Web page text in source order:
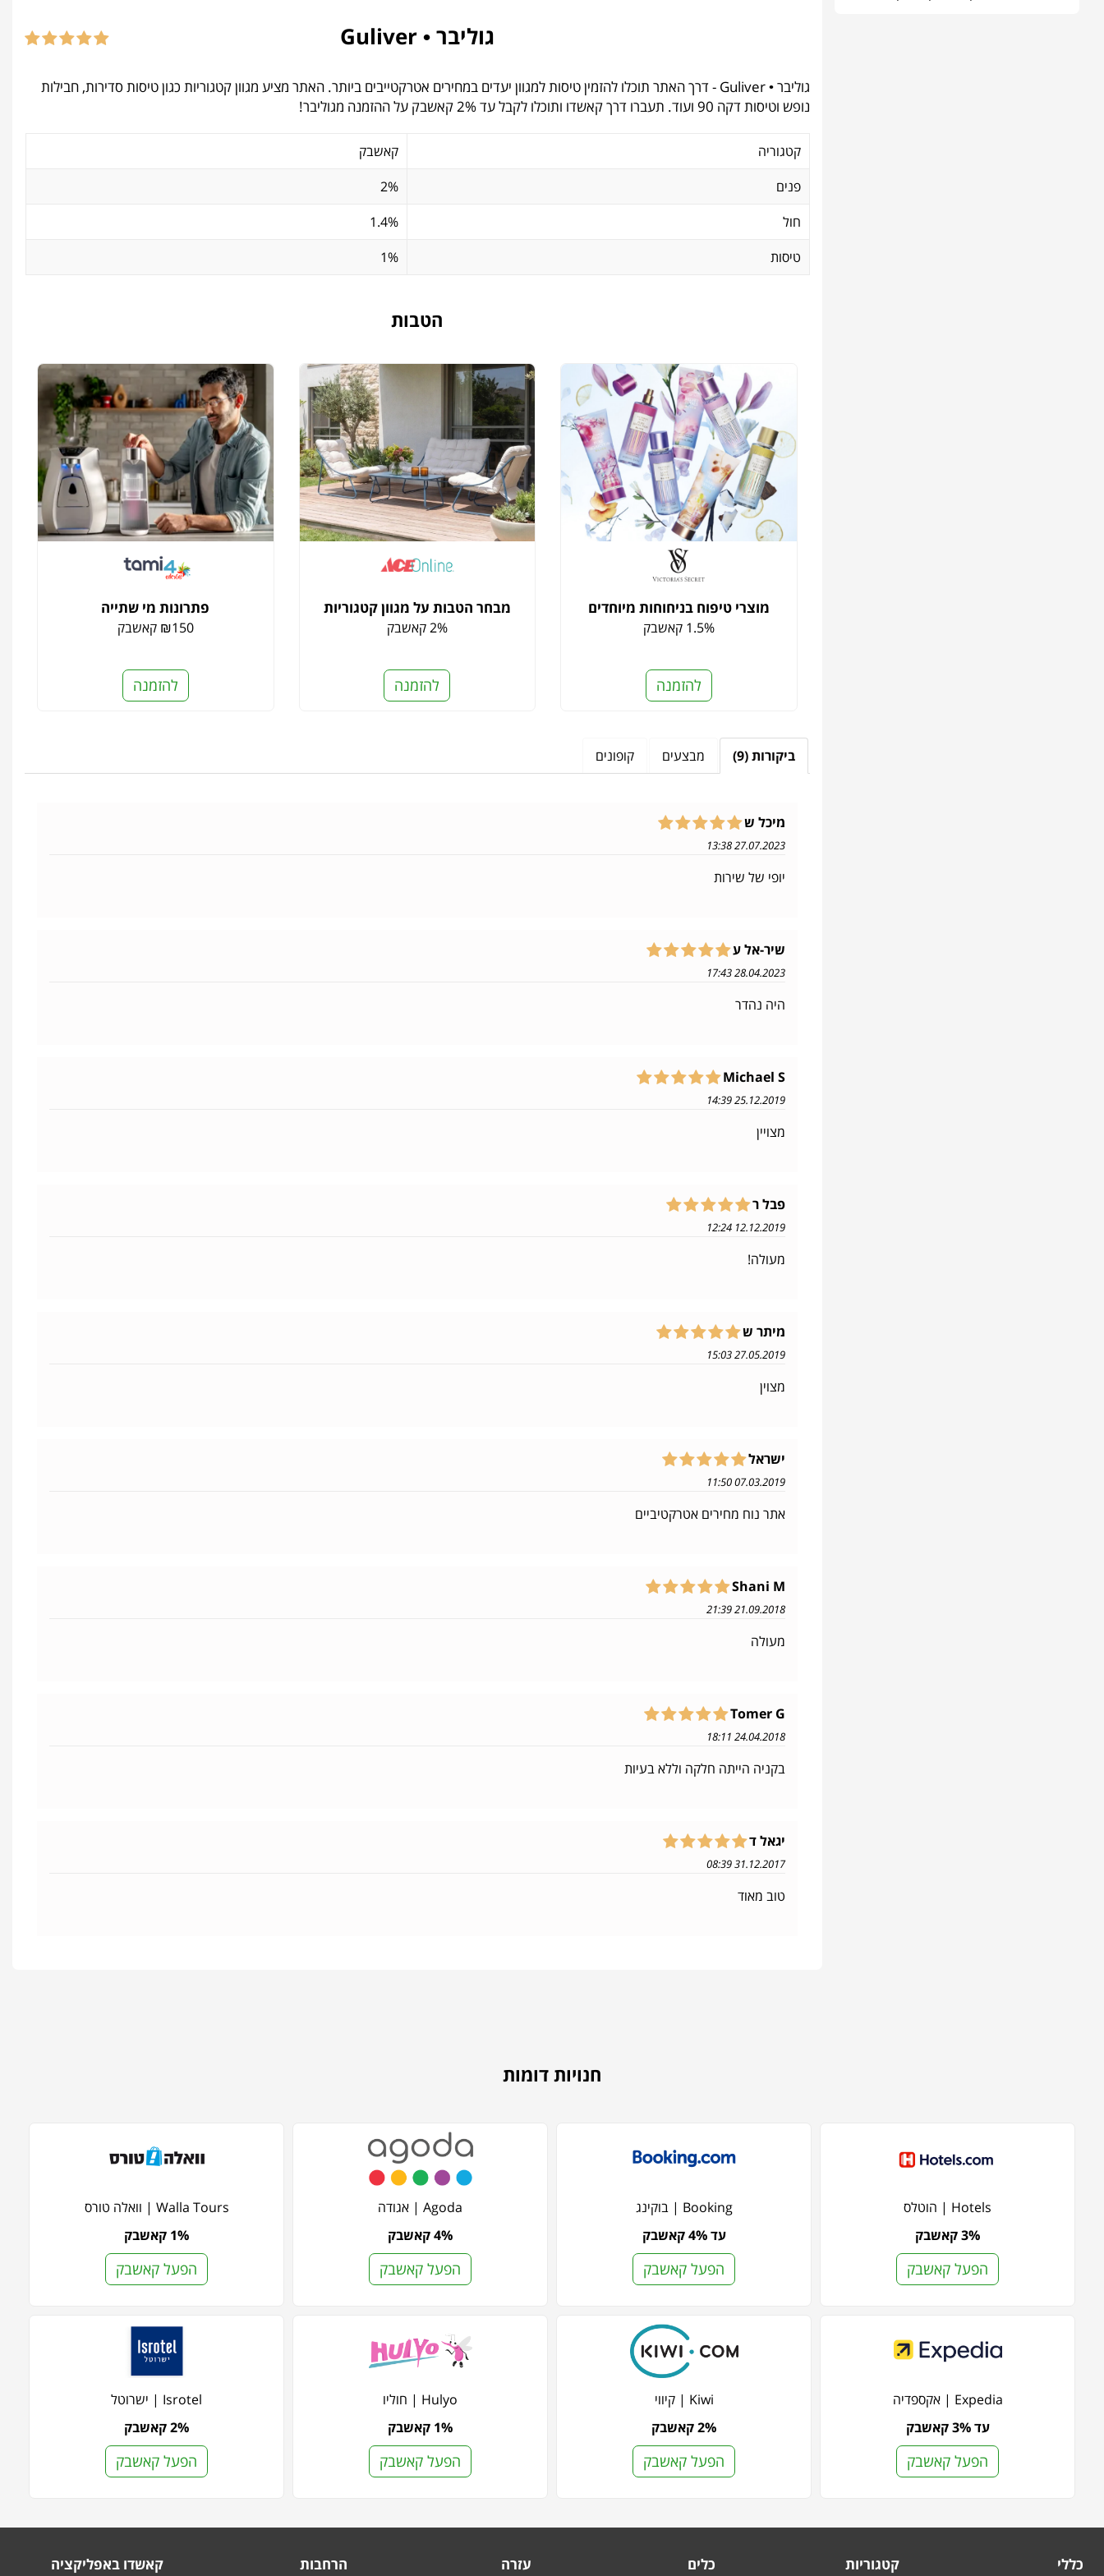
גוליבר • Guliver
גוליבר • Guliver - דרך האתר תוכלו להזמין טיסות למגוון יעדים במחירים אטרקטייבים ביותר. האתר מציע מגוון קטגוריות כגון טיסות סדירות, חבילות
נופש וטיסות דקה 90 ועוד. תעברו דרך קאשדו ותוכלו לקבל עד 2% קאשבק על ההזמנה מגוליבר!
קטגוריה
קאשבק
פנים
2%
חול
1.4%
טיסות
1%
הטבות
מוצרי טיפוח בניחוחות מיוחדים
1.5% קאשבק
להזמנה
מבחר הטבות על מגוון קטגוריות
2% קאשבק
להזמנה
פתרונות מי שתייה
₪150 קאשבק
להזמנה
ביקורות (9) מבצעים קופונים
מיכל ש
27.07.2023 13:38
יופי של שירות
שיר-אל ע
28.04.2023 17:43
היה נהדר
Michael S
25.12.2019 14:39
מצויין
פבל ר
12.12.2019 12:24
מעולה!
מיתר ש
27.05.2019 15:03
מצוין
ישראל
07.03.2019 11:50
אתר נוח מחירים אטרקטיביים
Shani M
21.09.2018 21:39
מעולה
Tomer G
24.04.2018 18:11
בקניה הייתה חלקה וללא בעיות
יגאל ד
31.12.2017 08:39
טוב מאוד
חנויות דומות
Hotels | הוטלס
3% קאשבק
הפעל קאשבק
Booking | בוקינג
עד 4% קאשבק
הפעל קאשבק
Agoda | אגודה
4% קאשבק
הפעל קאשבק
Walla Tours | וואלה טורס
1% קאשבק
הפעל קאשבק
Expedia | אקספדיה
עד 3% קאשבק
הפעל קאשבק
Kiwi | קיווי
2% קאשבק
הפעל קאשבק
Hulyo | חוליו
1% קאשבק
הפעל קאשבק
Isrotel | ישרוטל
2% קאשבק
הפעל קאשבק
כללי קטגוריות כלים עזרה הרחבות קאשדו באפליקציה